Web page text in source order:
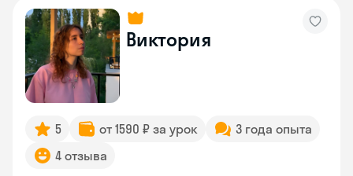
Виктория
5 от 1590 ₽ за урок
3 года опыта
4 отзыва